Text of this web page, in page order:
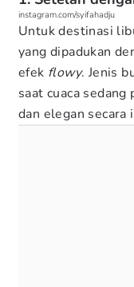
instagram.com/syifahadju
Untuk destinasi
yang dipadukan
efek flowy. Jenis
saat cuaca
dan elegan secara